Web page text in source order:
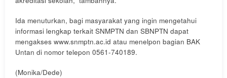
Ida menuturkan, bagi masyarakat yang ingin mengetahui
informasi lengkap terkait SNMPTN dan SBNPTN dapat
mengakses www.snmptn.ac.id atau menelpon bagian BAK
Untan di nomor telepon 0561-740189.
(Monika/Dede)